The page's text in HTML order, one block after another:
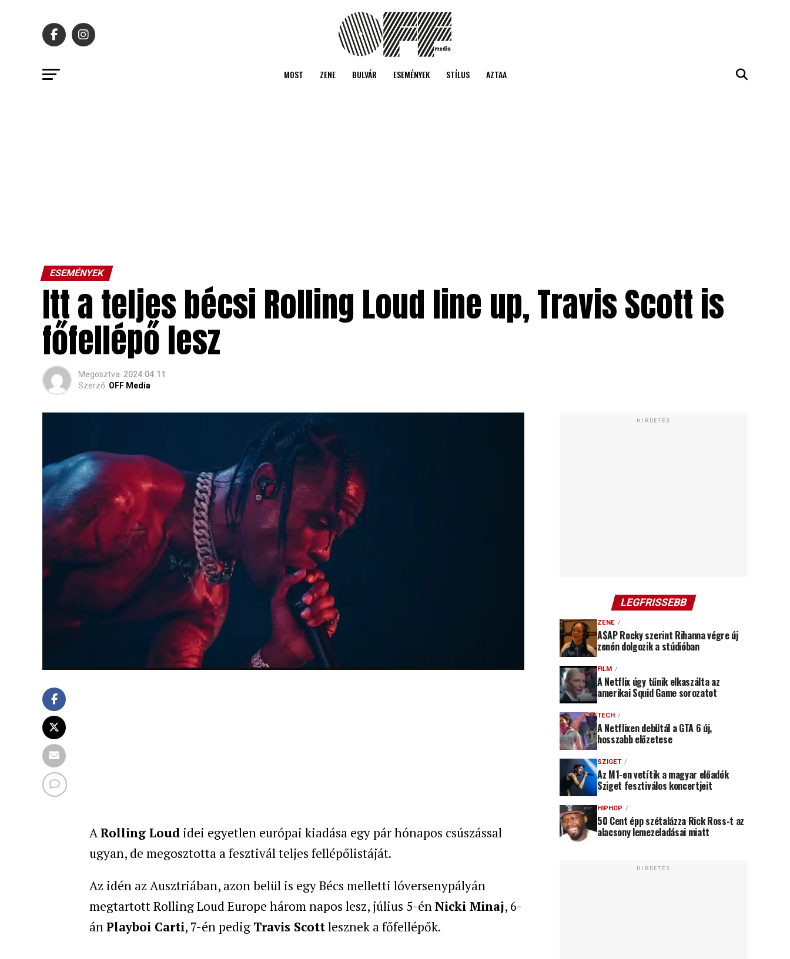
MOST ZENE BULVÁR ESEMÉNYEK STÍLUS AZTAA
ESEMÉNYEK
Itt a teljes bécsi Rolling Loud line up, Travis Scott is
főfellépő lesz
Megosztva 2024.04.11
Szerző: OFF Media
A Rolling Loud idei egyetlen európai kiadása egy pár hónapos csúszással
ugyan, de megosztotta a fesztivál teljes fellépőlistáját.
Az idén az Ausztriában, azon belül is egy Bécs melletti lóversenypályán
megtartott Rolling Loud Europe három napos lesz, július 5-én Nicki Minaj, 6-
án Playboi Carti, 7-én pedig Travis Scottlesznek a főfellépők.
HIRDETÉS
LEGFRISSEBB
ZENE
A$AP Rocky szerint Rihanna végre új
zenén dolgozik a stúdióban
FILM
A Netflix úgy tűnik elkaszálta az
amerikai Squid Game sorozatot
TECH
A Netflixen debütál a GTA 6 új,
hosszabb előzetese
SZIGET
Az M1-en vetítik a magyar előadók
Sziget fesztiválos koncertjeit
HIPHOP
50 Cent épp szétalázza Rick Ross-t az
alacsony lemezeladásai miatt
HIRDETÉS